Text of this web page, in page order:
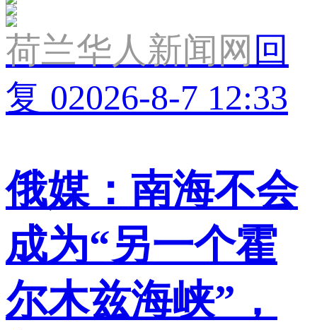
荷兰华人新闻网 回
复 02026-8-7 12:33
俄媒：南海不会
成为“另一个霍
尔木兹海峡”，